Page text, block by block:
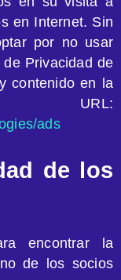
en Internet. Sin
por no usar
Privacidad de
contenido en la
ads
de los
encontrar la
de los socios